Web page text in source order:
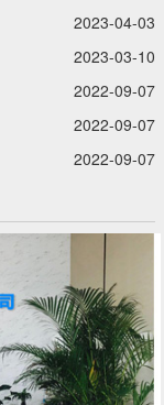
2023-04-03
2023-03-10
2022-09-07
2022-09-07
2022-09-07